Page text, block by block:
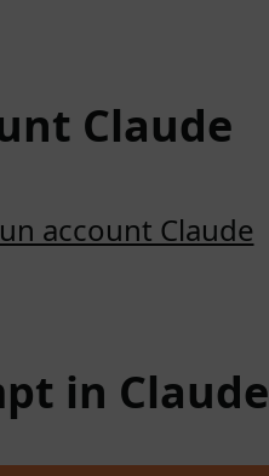
Claude
account Claude
in Claude